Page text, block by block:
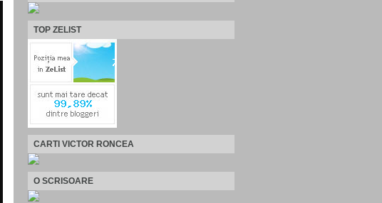
TOP ZELIST
CARTI VICTOR RONCEA
O SCRISOARE